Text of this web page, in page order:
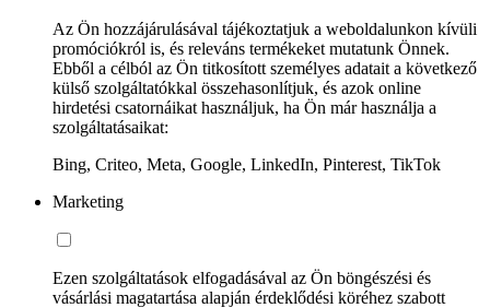
Az Ön hozzájárulásával tájékoztatjuk a weboldalunkon kívüli
promóciókról is, és releváns termékeket mutatunk Önnek.
Ebből a célból az Ön titkosított személyes adatait a következő
külső szolgáltatókkal összehasonlítjuk, és azok online
hirdetési csatornáikat használjuk, ha Ön már használja a
szolgáltatásaikat:
Bing, Criteo, Meta, Google, LinkedIn, Pinterest, TikTok
Marketing
Ezen szolgáltatások elfogadásával az Ön böngészési és
vásárlási magatartása alapján érdeklődési köréhez szabott